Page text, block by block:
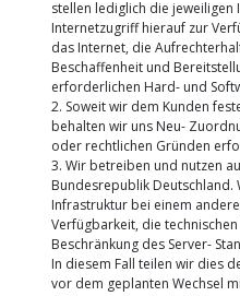
stellen lediglich die
Internetzugriff hierauf zur
das Internet, die
Beschaffenheit und
erforderlichen Hard- und
2. Soweit wir dem Kunden
behalten wir uns Neu-
oder rechtlichen Gründen
3. Wir betreiben und nutzen
Bundesrepublik
Infrastruktur bei einem
Verfügbarkeit, die
Beschränkung des Server-
In diesem Fall teilen wir dies
vor dem geplanten Wechsel